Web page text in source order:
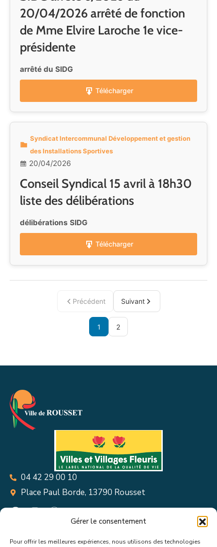
Gérer le consentement
Pour offrir les meilleures expériences, nous utilisons des technologies
20/04/2026 arrêté de fonction
de Mme Elvire Laroche 1e vice-
présidente
arrêté du SIDG
Télécharger
Syndicat Intercommunal Développement et gestion
des Installations Sportives
20/04/2026
Conseil Syndical 15 avril à 18h30
liste des délibérations
délibérations SIDG
Télécharger
Précédent
1 2
Suivant
04 42 29 00 10
Place Paul Borde, 13790 Rousset